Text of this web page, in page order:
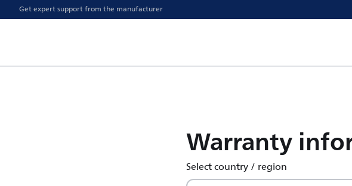
Get expert support from the manufacturer
Warranty
Select country / region